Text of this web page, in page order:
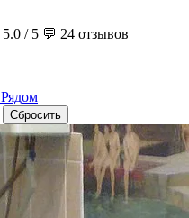
5.0 / 5 💬 24 отзывов
Рядом
Сбросить